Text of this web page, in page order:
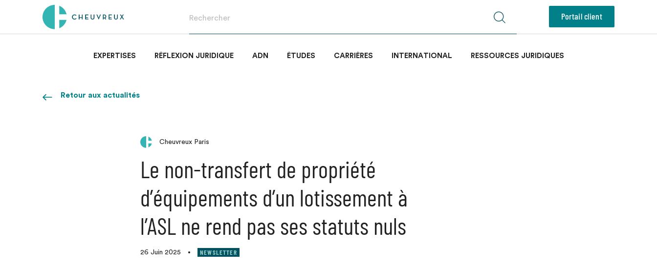
Portail client
EXPERTISES RÉFLEXION JURIDIQUE ADN ÉTUDES CARRIÈRES INTERNATIONAL RESSOURCES JURIDIQUES
Retour aux actualités
Cheuvreux Paris
Le non-transfert de propriété
d’équipements d’un lotissement à
l’ASL ne rend pas ses statuts nuls
26 Juin 2025 • NEWSLETTER